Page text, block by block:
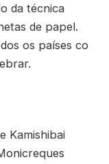
da técnica
de papel.
os países co
Kamishibai